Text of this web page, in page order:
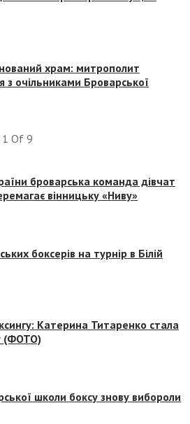
храм: митрополит
з очільниками Броварської
1 Of 9
броварська команда дівчат
вінницьку «Ниву»
боксерів на турнір в Білій
Катерина Титаренко стала
(ФОТО)
школи боксу знову вибороли